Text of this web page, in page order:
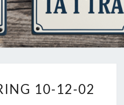
10-
10-12-02